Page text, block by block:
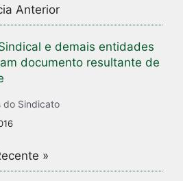
Anterior
e demais entidades
documento resultante de
do Sindicato
»